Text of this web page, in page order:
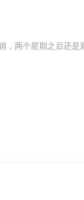
值 然后领6，领完注销，两个